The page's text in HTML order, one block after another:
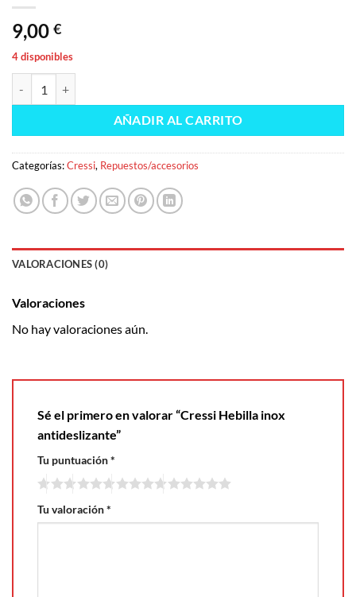
9,00 €
4 disponibles
AÑADIR AL CARRITO
Categorías:Cressi, Repuestos/accesorios
VALORACIONES (0)
Valoraciones
No hay valoraciones aún.
Sé el primero en valorar “Cressi Hebilla inox
antideslizante”
Tu puntuación*
Tu valoración*